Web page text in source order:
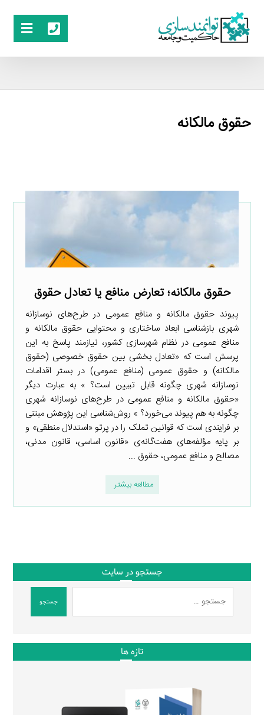
حقوق مالکانه
حقوق مالکانه؛ تعارض منافع یا تعادل حقوق
پیوند حقوق مالکانه و منافع عمومی در طرح‌های نوسازانه
شهری بازشناسی ابعاد ساختاری و محتوایی حقوق مالکانه و
منافع عمومی در نظام شهرسازی کشور، نیازمند پاسخ به این
پرسش است که «تعادل بخشی بین حقوق خصوصی (حقوق
مالکانه) و حقوق عمومی (منافع عمومی) در بستر اقدامات
نوسازانه شهری چگونه قابل تبیین است؟ » به عبارت دیگر
«حقوق مالکانه و منافع عمومی در طرح‌های نوسازانه شهری
چگونه به هم پیوند می‌خورد؟ » روش‌شناسی این پژوهش مبتنی
بر فرایندی است که قوانین تملک را در پرتو «استدلال منطقی» و
بر پایه مؤلفه‌های هفت‌گانه‌ی «قانون اساسی، قانون مدنی،
مصالح و منافع عمومی، حقوق ...
مطالعه بیشتر
جستجو در سایت
جستجو
تازه ها